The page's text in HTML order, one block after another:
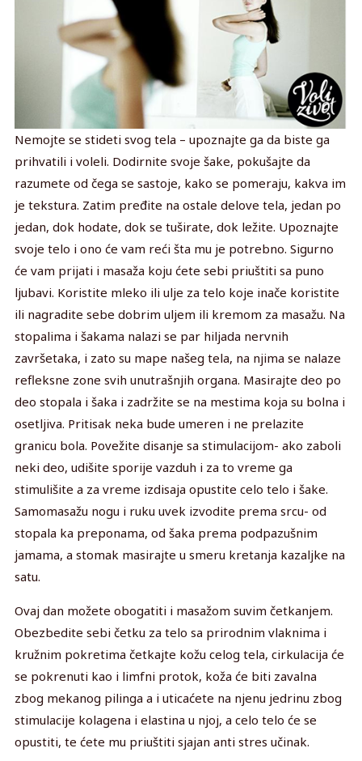
Nemojte se stideti svog tela – upoznajte ga da biste ga
prihvatili i voleli. Dodirnite svoje šake, pokušajte da
razumete od čega se sastoje, kako se pomeraju, kakva im
je tekstura. Zatim pređite na ostale delove tela, jedan po
jedan, dok hodate, dok se tuširate, dok ležite. Upoznajte
svoje telo i ono će vam reći šta mu je potrebno. Sigurno
će vam prijati i masaža koju ćete sebi priuštiti sa puno
ljubavi. Koristite mleko ili ulje za telo koje inače koristite
ili nagradite sebe dobrim uljem ili kremom za masažu. Na
stopalima i šakama nalazi se par hiljada nervnih
završetaka, i zato su mape našeg tela, na njima se nalaze
refleksne zone svih unutrašnjih organa. Masirajte deo po
deo stopala i šaka i zadržite se na mestima koja su bolna i
osetljiva. Pritisak neka bude umeren i ne prelazite
granicu bola. Povežite disanje sa stimulacijom- ako zaboli
neki deo, udišite sporije vazduh i za to vreme ga
stimulišite a za vreme izdisaja opustite celo telo i šake.
Samomasažu nogu i ruku uvek izvodite prema srcu- od
stopala ka preponama, od šaka prema podpazušnim
jamama, a stomak masirajte u smeru kretanja kazaljke na
satu.
Ovaj dan možete obogatiti i masažom suvim četkanjem.
Obezbedite sebi četku za telo sa prirodnim vlaknima i
kružnim pokretima četkajte kožu celog tela, cirkulacija će
se pokrenuti kao i limfni protok, koža će biti zavalna
zbog mekanog pilinga a i uticaćete na njenu jedrinu zbog
stimulacije kolagena i elastina u njoj, a celo telo će se
opustiti, te ćete mu priuštiti sjajan anti stres učinak.